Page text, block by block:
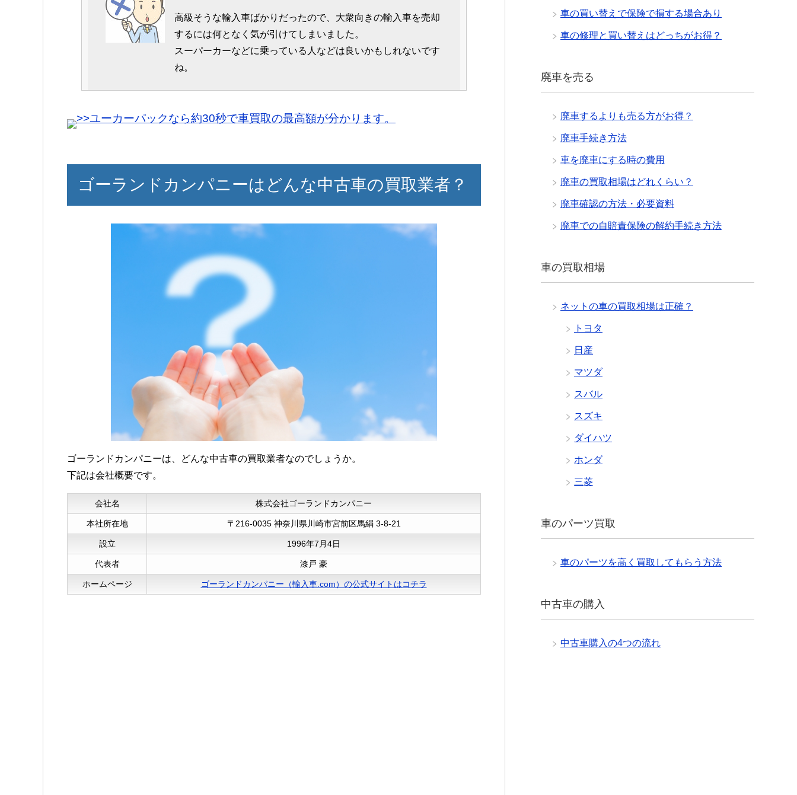
50代男性
輸入車専門店という事で、どんな質問にも答えてくれて良かっ
40代男性
即日買取をしてくれたので、急いで売却をしたかった身として
時間に余裕があれば、ぜひ店舗直販システムも利用してみたい
です。
高級そうな輸入車ばかりだったので、大衆向きの輸入車を売却
するには何となく気が引けてしまいました。
スーパーカーなどに乗っている人などは良いかもしれないです
ね。
>>ユーカーパックなら約30秒で車買取の最高額が分かります。
ゴーランドカンパニーはどんな中古車の買取業者？
ゴーランドカンパニーは、どんな中古車の買取業者なのでしょうか。
下記は会社概要です。
会社名 株式会社ゴーランドカンパニー
本社所在地 〒216-0035 神奈川県川崎市宮前区馬絹 3-8-21
設立 1996年7月4日
代表者 漆戸 豪
ホームページ ゴーランドカンパニー（輸入車.com）の公式サイトはコチラ
車の買い替えで保険で損する場合あり
車の修理と買い替えはどっちがお得？
廃車を売る
廃車するよりも売る方がお得？
廃車手続き方法
車を廃車にする時の費用
廃車の買取相場はどれくらい？
廃車確認の方法・必要資料
廃車での自賠責保険の解約手続き方法
車の買取相場
ネットの車の買取相場は正確？
トヨタ
日産
マツダ
スバル
スズキ
ダイハツ
ホンダ
三菱
車のパーツ買取
車のパーツを高く買取してもらう方法
中古車の購入
中古車購入の4つの流れ